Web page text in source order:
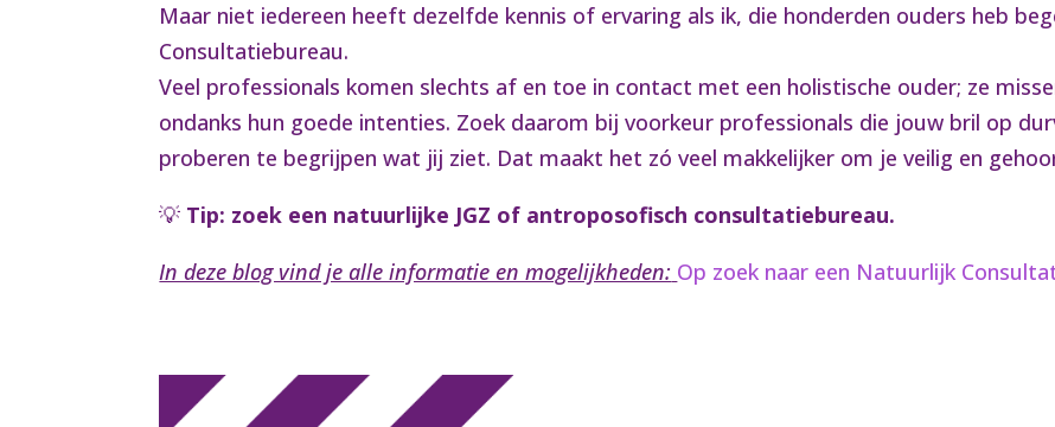
Maar niet iedereen heeft dezelfde kennis of ervaring als ik, die honderden ouders heb
Consultatiebureau.
Veel professionals komen slechts af en toe in contact met een holistische ouder; ze
ondanks hun goede intenties. Zoek daarom bij voorkeur professionals die jouw bril op
proberen te begrijpen wat jij ziet. Dat maakt het zó veel makkelijker om je veilig en
💡 Tip: zoek een natuurlijke JGZ of antroposofisch consultatiebureau.
In deze blog vind je alle informatie en mogelijkheden: Op zoek naar een Natuurlijk